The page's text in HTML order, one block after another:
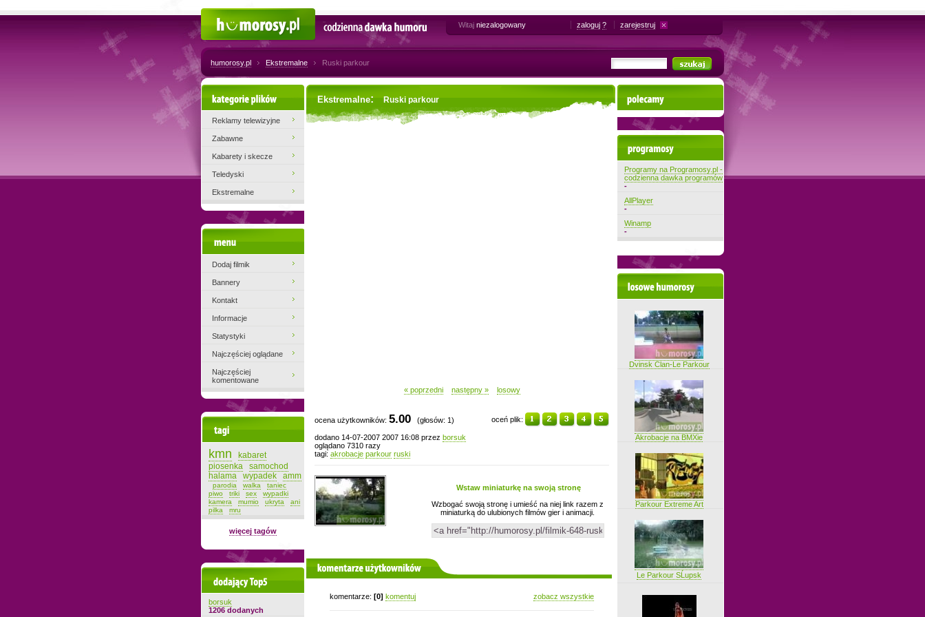
Codzienna dawka humoru
Witaj niezalogowany zaloguj ? zarejestruj
humorosy.pl Ekstremalne Ruski parkour
Ekstremalne: Ruski parkour
« poprzedni następny » losowy
ocena użytkowników: 5.00 (głosów: 1) oceń plik:
dodano 14-07-2007 2007 16:08 przez borsuk
oglądano 7310 razy
tagi: akrobacje parkour ruski
Wstaw miniaturkę na swoją stronę
Wzbogać swoją stronę i umieść na niej link razem z
miniaturką do ulubionych filmów gier i animacji.
komentarze użytkowników
komentarze: [0] komentuj zobacz wszystkie
Kategorie plików
Reklamy telewizyjne
Zabawne
Kabarety i skecze
Teledyski
Ekstremalne
Dodaj filmik
Bannery
Kontakt
Informacje
Statystyki
Najczęściej oglądane
Najczęściej
komentowane
kmn
kabaret
piosenka
samochod
halama
wypadek amm
parodia walka
taniec
piwo
triki sex
wypadki
kamera
mumio ukryta
ani
pilka
mru
więcej tagów
Dodający top-5
borsuk
1206 dodanych
Polecamy
Najnowsze programy
Programy na Programosy.pl -
codzienna dawka programów
-
AllPlayer
-
Winamp
-
Losowe filmiki
Dvinsk Clan-Le Parkour
Akrobacje na BMXie
Parkour Extreme Art
Le Parkour SĹupsk